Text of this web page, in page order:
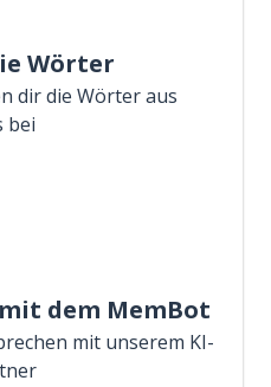
Wörter
dir die Wörter aus
bei
dem MemBot
mit unserem KI-